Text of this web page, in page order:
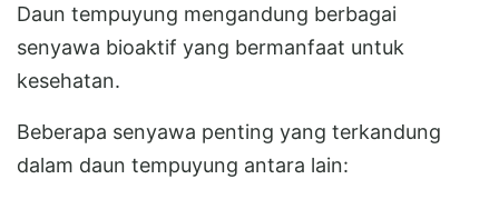
Daun tempuyung mengandung berbagai
senyawa bioaktif yang bermanfaat untuk
kesehatan.
Beberapa senyawa penting yang terkandung
dalam daun tempuyung antara lain: